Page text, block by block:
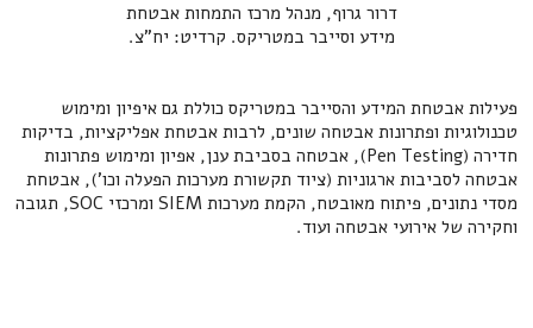
‍דרור גרוף, מנהל מרכז התמחות אבטחת
מידע וסייבר במטריקס. קרדיט: יח"צ.
פעילות אבטחת המידע והסייבר במטריקס כוללת גם איפיון ומימוש
טכנולוגיות ופתרונות אבטחה שונים, לרבות אבטחת אפליקציות, בדיקות
חדירה (Pen Testing), אבטחה בסביבת ענן, אפיון ומימוש פתרונות
אבטחה לסביבות ארגוניות (ציוד תקשורת מערכות הפעלה וכו'), אבטחת
מסדי נתונים, פיתוח מאובטח, הקמת מערכות SIEM ומרכזי SOC, תגובה
וחקירה של אירועי אבטחה ועוד.